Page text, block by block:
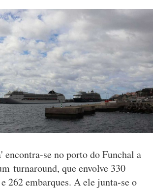
encontra-se no porto do Funchal a
turnaround, que envolve 330
262 embarques. A ele junta-se o